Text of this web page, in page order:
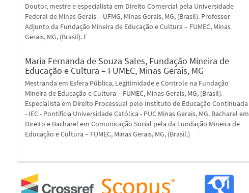
Doutor, mestre e especialista em Direito Comercial pela Universidade
Federal de Minas Gerais – UFMG, Minas Gerais, MG, (Brasil). Professor
Adjunto da Fundação Mineira de Educação e Cultura – FUMEC, Minas
Gerais, MG, (Brasil). E
Maria Fernanda de Souza Sales, Fundação Mineira de
Educação e Cultura – FUMEC, Minas Gerais, MG
Mestranda em Esfera Pública, Legitimidade e Controle na Fundação
Mineira de Educação e Cultura – FUMEC, Minas Gerais, MG, (Brasil).
Especialista em Direito Processual pelo Instituto de Educação Continuada
- IEC - Pontifícia Universidade Católica - PUC Minas Gerais, MG. Bacharel em
Direito e Bacharel em Comunicação Social pela da Fundação Mineira de
Educação e Cultura – FUMEC, Minas Gerais, MG, (Brasil.)